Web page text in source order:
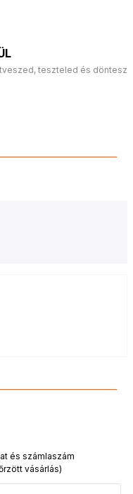
teszteled és döntesz
és számlaszám
vásárlás)